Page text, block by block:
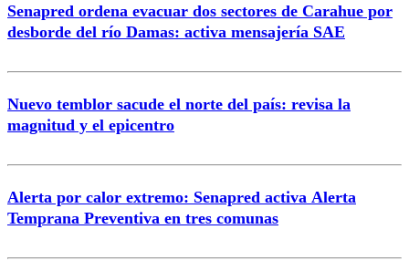
Correo
Senapred ordena evacuar dos sectores de Carahue por
desborde del río Damas: activa mensajería SAE
Nuevo temblor sacude el norte del país: revisa la
magnitud y el epicentro
Alerta por calor extremo: Senapred activa Alerta
Temprana Preventiva en tres comunas